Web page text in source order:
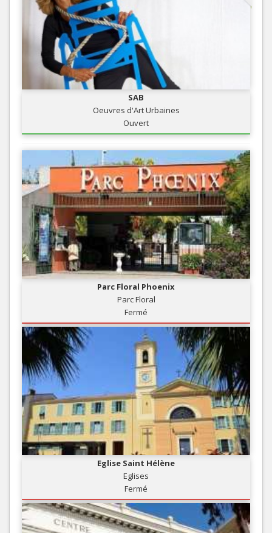
SAB
Oeuvres d'Art Urbaines
Ouvert
Parc Floral Phoenix
Parc Floral
Fermé
Eglise Saint Hélène
Eglises
Fermé